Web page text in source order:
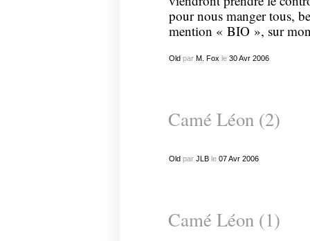
pour nous manger tous,
mention « BIO », sur
Oldpar M. Fox le 30 Avr 2006
Camé Léon (2)
Old par JLBle 07 Avr 2006
Camé Léon (1)